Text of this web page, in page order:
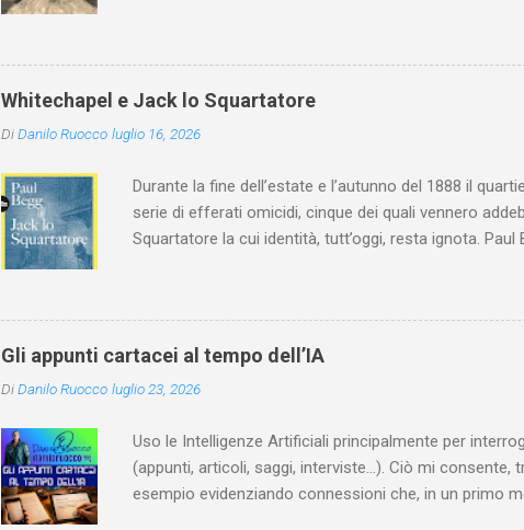
Whitechapel e Jack lo Squartatore
DiDanilo Ruocco luglio 16, 2026
Durante la fine dell’estate e l’autunno del 1888 il
serie di efferati omicidi, cinque dei quali vennero
Squartatore la cui identità, tutt’oggi, resta ignota.
dedica anche (e, in alcuni capitoli, soprattutto) a
ricapitolare le lotte intestine al Ministero dell’Interno.
l’architettura sociale dell'Inghilterra vittoriana era
classe dominante che non aveva alcun interesse nei
interessata a sapere quali fossero le reali condizioni
Gli appunti cartacei al tempo dell’IA
DiDanilo Ruocco luglio 23, 2026
Uso le Intelligenze Artificiali principalmente per
(appunti, articoli, saggi, interviste…). Ciò mi consente,
esempio evidenziando connessioni che, in un primo